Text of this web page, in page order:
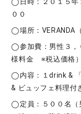
００
◯場所：VERANDA
◯参加費：男性３，
様料金 ※税込価格）
◯内容：１drink &
& ビュッフェ料理付
◯定員：５００名（